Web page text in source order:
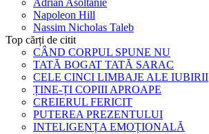
Adrian Asoltanie
Napoleon Hill
Nassim Nicholas Taleb
Top cărți de citit
CÂND CORPUL SPUNE NU
TATĂ BOGAT TATĂ SARAC
CELE CINCI LIMBAJE ALE IUBIRII
ȚINE-ȚI COPIII APROAPE
CREIERUL FERICIT
PUTEREA PREZENTULUI
INTELIGENȚA EMOȚIONALĂ